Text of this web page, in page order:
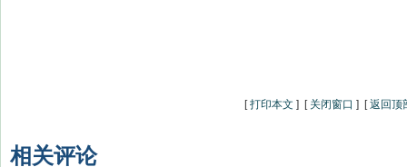
[打印本文 ] [ 关闭窗口 ] [返回顶
相关评论